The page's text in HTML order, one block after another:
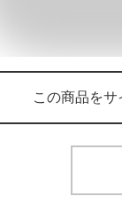
この商品をサ